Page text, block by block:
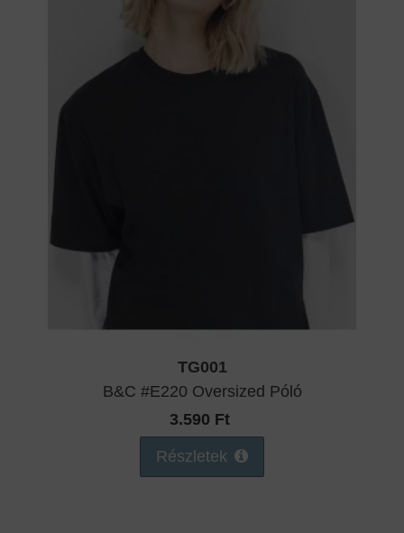
TG001
B&C #E220 Oversized Póló
3.590 Ft
Részletek